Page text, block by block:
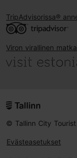
TripAdvisorissa®
Viron virallinen
© Tallinn City
Evästeasetukset